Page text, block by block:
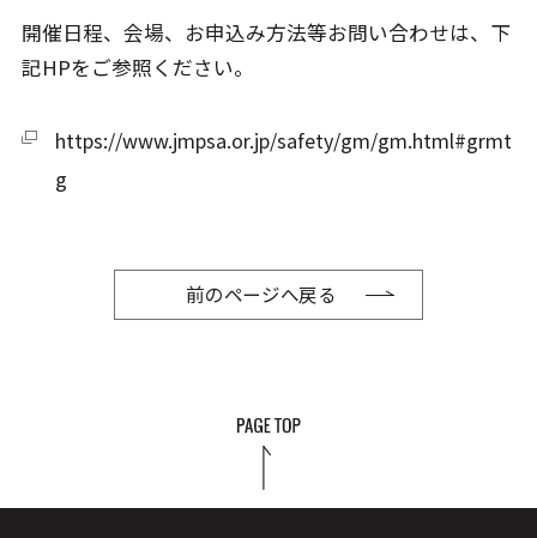
開催日程、会場、お申込み方法等お問い合わせは、下
記HPをご参照ください。
https://www.jmpsa.or.jp/safety/gm/gm.html#grmt
g
前のページへ戻る